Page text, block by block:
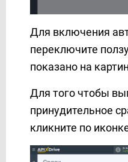
Для включения
переключите
показано на
Для того чтобы
принудительное
кликните по